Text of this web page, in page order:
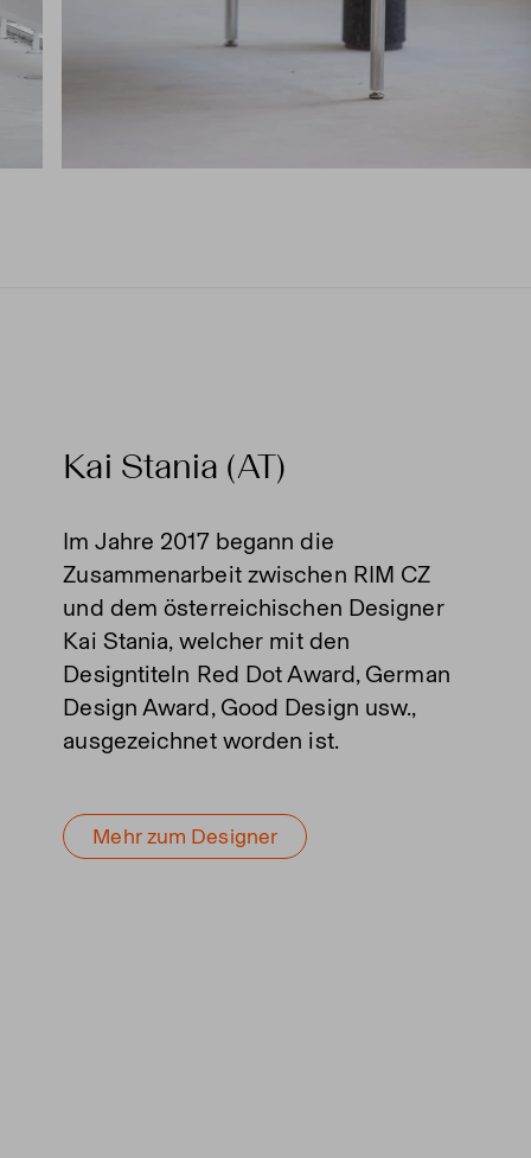
Kai Stania (AT)
Im Jahre 2017 begann die
Zusammenarbeit zwischen RIM CZ
und dem österreichischen Designer
Kai Stania, welcher mit den
Designtiteln Red Dot Award, German
Design Award, Good Design usw.,
ausgezeichnet worden ist.
Mehr zum Designer